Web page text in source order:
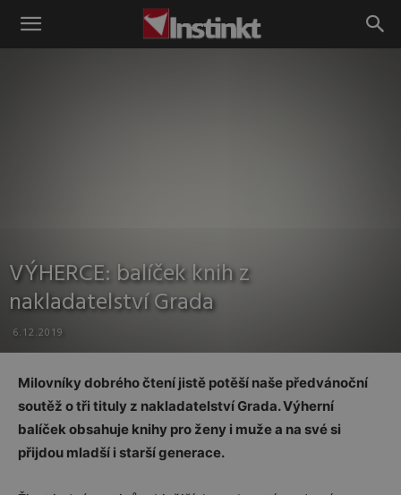
Instinkt
VÝHERCE: balíček knih z
nakladatelství Grada
6.12.2019
Milovníky dobrého čtení jistě potěší naše předvánoční
soutěž o tři tituly z nakladatelství Grada. Výherní
balíček obsahuje knihy pro ženy i muže a na své si
přijdou mladší i starší generace.